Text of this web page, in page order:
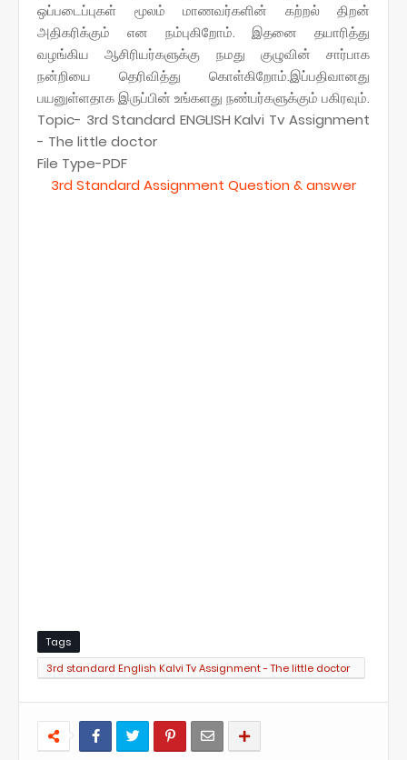
ஒப்படைப்புகள் மூலம் மாணவர்களின் கற்றல் திறன்
அதிகரிக்கும் என நம்புகிறோம். இதனை தயாரித்து
வழங்கிய ஆசிரியர்களுக்கு நமது குழுவின் சார்பாக
நன்றியை தெரிவித்து கொள்கிறோம்.இப்பதிவானது
பயனுள்ளதாக இருப்பின் உங்களது நண்பர்களுக்கும் பகிரவும்.
Topic- 3rd Standard ENGLISH Kalvi Tv Assignment
- The little doctor
File Type-PDF
3rd Standard Assignment Question & answer
Tags
3rd standard English Kalvi Tv Assignment - The little doctor